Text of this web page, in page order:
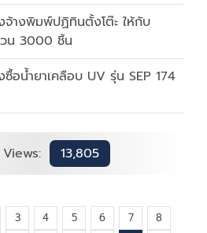
จ้างพิมพ์ปฏิทินตั้งโต๊ะ ให้กับ
วน 3000 ชิ้น
ซื้อน้ำยาเคลือบ UV รุ่น SEP 174
13,805
3 4 5 6 7
8